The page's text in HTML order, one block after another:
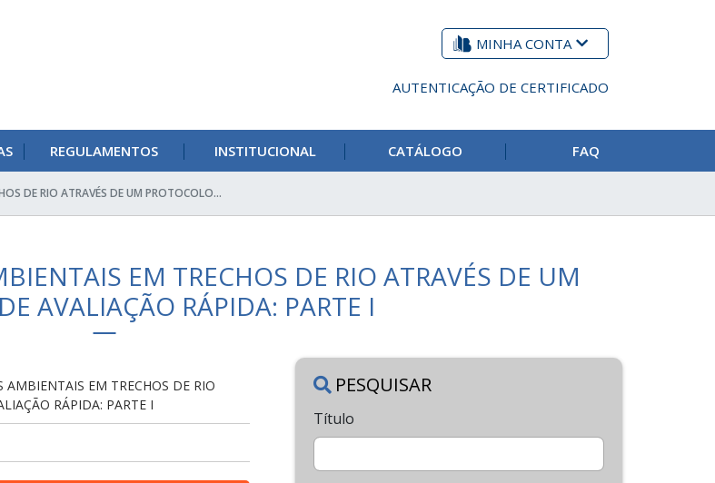
MINHA CONTA
AUTENTICAÇÃO DE CERTIFICADO
REGULAMENTOS INSTITUCIONAL CATÁLOGO FAQ
DE RIO ATRAVÉS DE UM PROTOCOLO...
EM TRECHOS DE RIO ATRAVÉS DE UM
AVALIAÇÃO RÁPIDA: PARTE I
AMBIENTAIS EM TRECHOS DE RIO
RÁPIDA: PARTE I
PESQUISAR
Título